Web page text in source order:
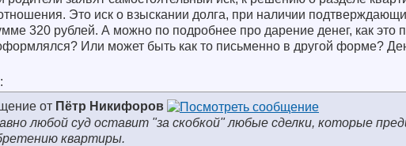
Это иск о взыскании долга, при наличии
320 рублей. А можно по подробнее про дарение денег, как это
Или может быть как то письменно в другой форме?
от Пётр Никифоров
любой суд оставит "за скобкой" любые сделки, которые
квартиры.